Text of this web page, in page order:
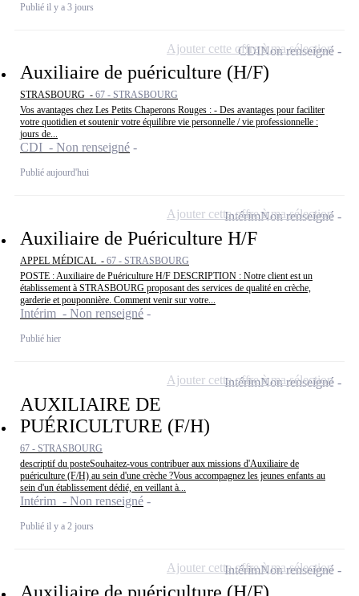
Publié il y a 3 jours
Auxiliaire de puériculture (H/F)
STRASBOURG - 67 - STRASBOURG
Vos avantages chez Les Petits Chaperons Rouges : - Des avantages pour faciliter
votre quotidien et soutenir votre équilibre vie personnelle / vie professionnelle :
jours de...
CDI - Non renseigné
Publié aujourd'hui
CDINon renseigné
Ajouter cette offre à ma sélection
Auxiliaire de Puériculture H/F
APPEL MÉDICAL - 67 - STRASBOURG
POSTE : Auxiliaire de Puériculture H/F DESCRIPTION : Notre client est un
établissement à STRASBOURG proposant des services de qualité en crèche,
garderie et pouponnière. Comment venir sur votre...
Intérim - Non renseigné
Publié hier
IntérimNon renseigné
Ajouter cette offre à ma sélection
AUXILIAIRE DE
PUÉRICULTURE (F/H)
67 - STRASBOURG
descriptif du posteSouhaitez-vous contribuer aux missions d'Auxiliaire de
puériculture (F/H) au sein d'une crèche ?Vous accompagnez les jeunes enfants au
sein d'un établissement dédié, en veillant à...
Intérim - Non renseigné
Publié il y a 2 jours
IntérimNon renseigné
Ajouter cette offre à ma sélection
IntérimNon renseigné
Ajouter cette offre à ma sélection